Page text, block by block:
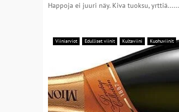
Happoja ei juuri näy. Kiva tuoksu, yrttiä......
Viiniarviot Edulliset viinit Kultaviini Kuohuviinit